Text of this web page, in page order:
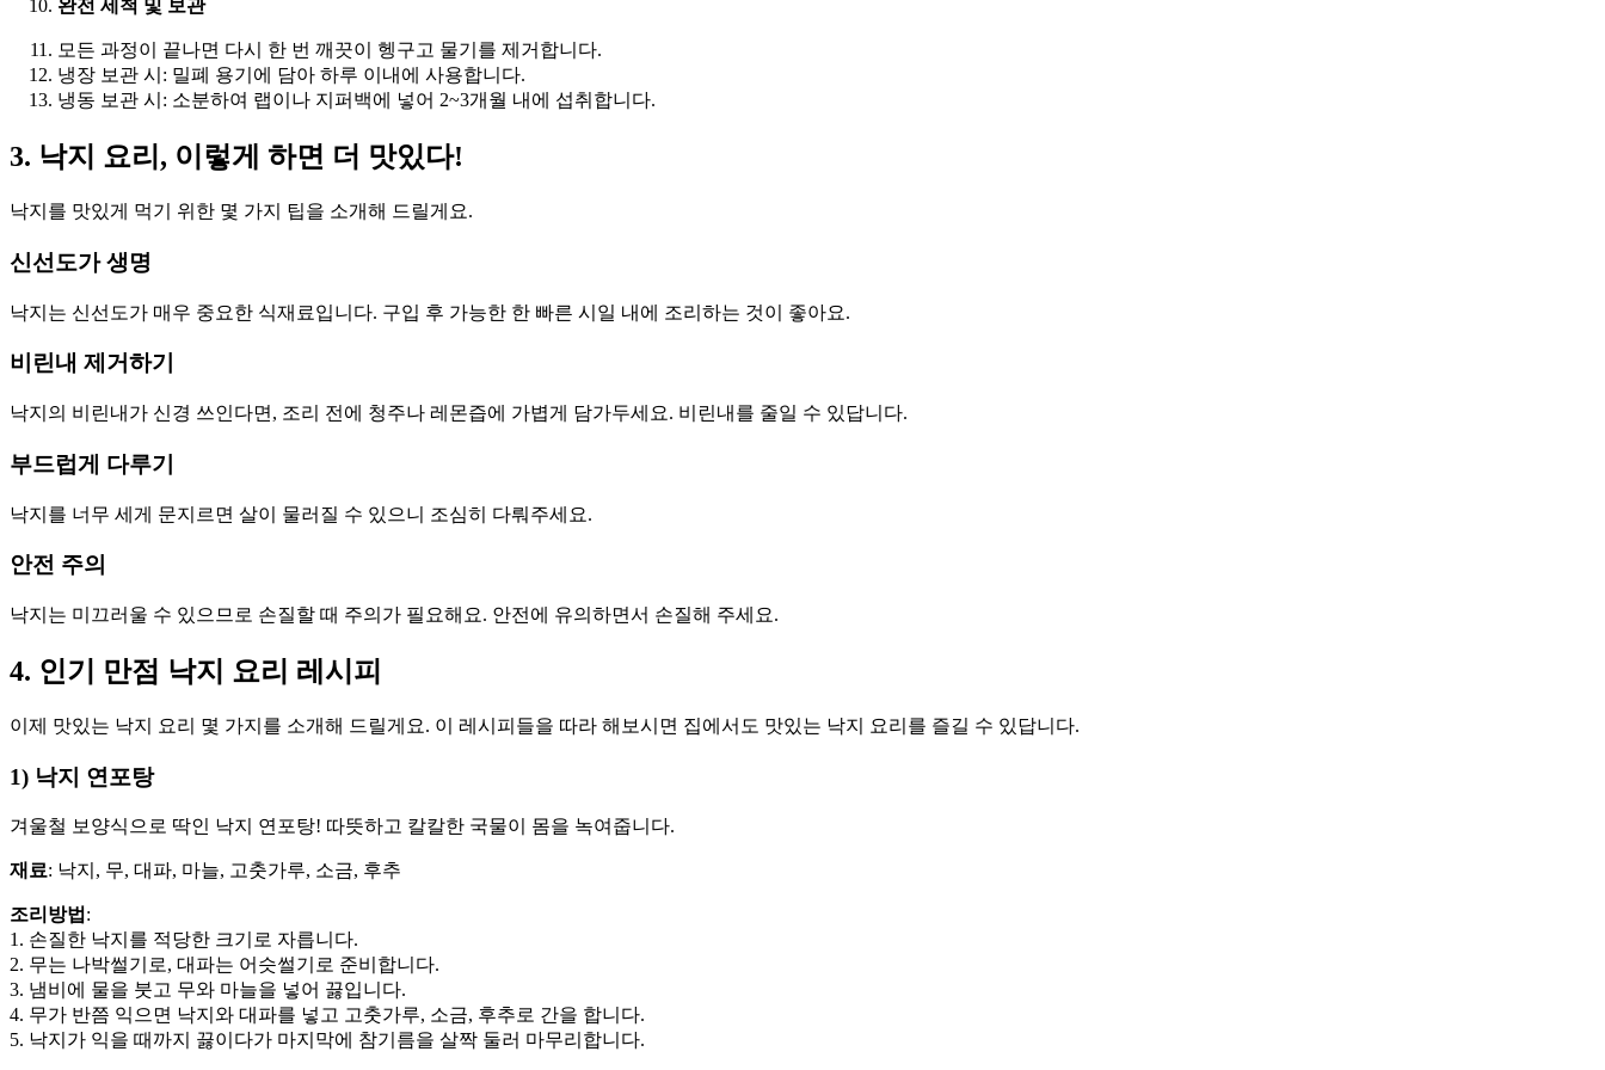
완전 세척 및 보관
모든 과정이 끝나면 다시 한 번 깨끗이 헹구고 물기를 제거합니다.
냉장 보관 시: 밀폐 용기에 담아 하루 이내에 사용합니다.
냉동 보관 시: 소분하여 랩이나 지퍼백에 넣어 2~3개월 내에 섭취합니다.
3. 낙지 요리, 이렇게 하면 더 맛있다!
낙지를 맛있게 먹기 위한 몇 가지 팁을 소개해 드릴게요.
신선도가 생명
낙지는 신선도가 매우 중요한 식재료입니다. 구입 후 가능한 한 빠른 시일 내에 조리하는 것이 좋아요.
비린내 제거하기
낙지의 비린내가 신경 쓰인다면, 조리 전에 청주나 레몬즙에 가볍게 담가두세요. 비린내를 줄일 수 있답니다.
부드럽게 다루기
낙지를 너무 세게 문지르면 살이 물러질 수 있으니 조심히 다뤄주세요.
안전 주의
낙지는 미끄러울 수 있으므로 손질할 때 주의가 필요해요. 안전에 유의하면서 손질해 주세요.
4. 인기 만점 낙지 요리 레시피
이제 맛있는 낙지 요리 몇 가지를 소개해 드릴게요. 이 레시피들을 따라 해보시면 집에서도 맛있는 낙지 요리를 즐길 수 있답니다.
1) 낙지 연포탕
겨울철 보양식으로 딱인 낙지 연포탕! 따뜻하고 칼칼한 국물이 몸을 녹여줍니다.
재료: 낙지, 무, 대파, 마늘, 고춧가루, 소금, 후추
조리방법 :
1. 손질한 낙지를 적당한 크기로 자릅니다.
2. 무는 나박썰기로, 대파는 어슷썰기로 준비합니다.
3. 냄비에 물을 붓고 무와 마늘을 넣어 끓입니다.
4. 무가 반쯤 익으면 낙지와 대파를 넣고 고춧가루, 소금, 후추로 간을 합니다.
5. 낙지가 익을 때까지 끓이다가 마지막에 참기름을 살짝 둘러 마무리합니다.